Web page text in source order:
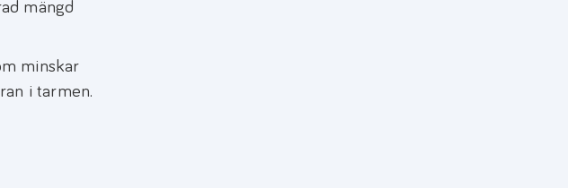
mängd
minskar
i tarmen.